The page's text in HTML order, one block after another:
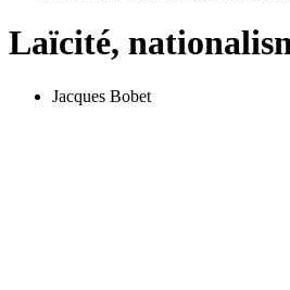
Laïcité,
Jacques Bobet